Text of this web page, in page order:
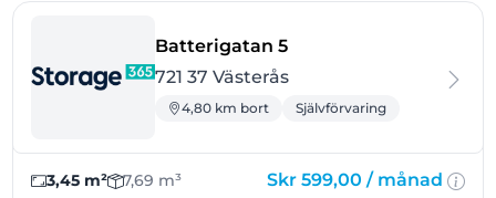
Batterigatan 5- Västerås
721 37 Västerås
4,80 km bort Självförvaring
3,45 m² 7,69 m³ Skr 599,00 / månad